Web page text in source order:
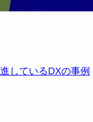
しているDXの事例